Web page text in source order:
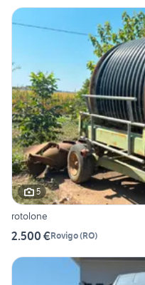
5
rotolone
2.500 €Rovigo(RO)